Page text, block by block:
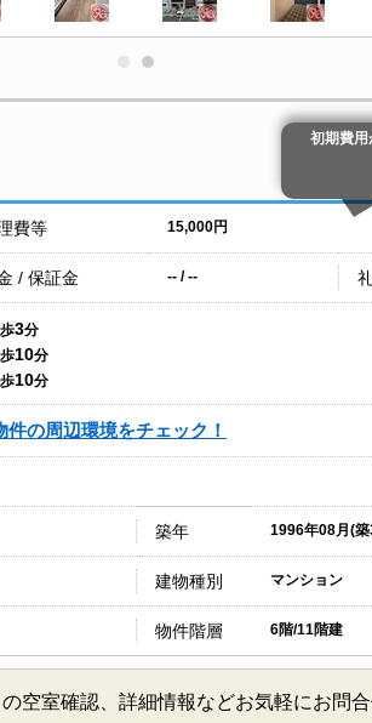
初期費用
費等 15,000円
/ 保証金 -- / --
3分
10分
10分
件の周辺環境をチェック！
築年 1996年08月(
建物種別 マンション
物件階層 6階/11階建
空室確認、詳細情報などお気軽にお問合